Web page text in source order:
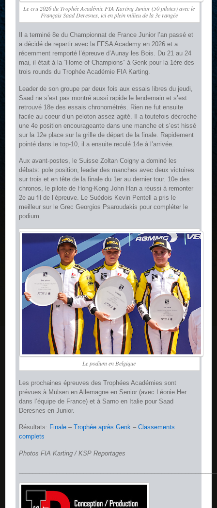
Le cru 2026 du Trophée Académie FIA Karting Junior (50 pilotes) avec le
Français Saad Deresnes, ici en plein milieu de la 3e rangée
Il a terminé 8e du Championnat de France Junior l’an passé et
a décidé de repartir avec la FFSA Academy en 2026 et a
récemment remporté l’épreuve d’Aunay les Bois. Du 21 au 24
mai, il était à la “Home of Champions” à Genk pour la 1ère des
trois rounds du Trophée Académie FIA Karting.
Leader de son groupe par deux fois aux essais libres du jeudi,
Saad ne s’est pas montré aussi rapide le lendemain et s’est
retrouvé 18e des essais chronométrés. Rien ne fut ensuite
facile au coeur d’un peloton assez agité. Il a toutefois décroché
une 4e position encourageante dans une manche et s’est hissé
sur la 12e place sur la grille de départ de la finale. Rapidement
pointé dans le top-10, il a ensuite reculé 14e à l’arrivée.
Aux avant-postes, le Suisse Zoltan Coigny a dominé les
débats: pole position, leader des manches avec deux victoires
sur trois et en tête de la finale du 1er au dernier tour. 10e des
chronos, le pilote de Hong-Kong John Han a réussi à remonter
2e au fil de l’épreuve. Le Suédois Kevin Pentell a pris le
meilleur sur le Grec Georgios Psaroudakis pour compléter le
podium.
Le podium en Belgique
Les prochaines épreuves des Trophées Académies sont
prévues à Mülsen en Allemagne en Senior (avec Léonie Her
dans l’équipe de France) et à Sarno en Italie pour Saad
Deresnes en Junior.
Résultats: Finale –Trophée après Genk –Classements
complets
Photos FIA Karting / KSP Reportages